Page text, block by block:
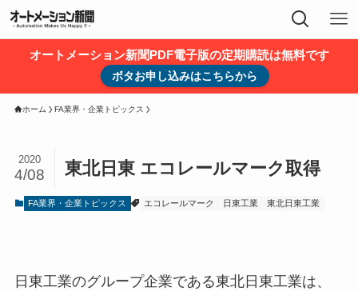
オートメーション新聞PDF電子版の定期購読は無料です
ボタお申し込みはこちらから
ホーム FA業界・企業トピックス
東北日東 エコレールマーク取得
2020
4/08
FA業界・企業トピックス エコレールマーク 日東工業 東北日東工業
日東工業のグループ企業である東北日東工業は、